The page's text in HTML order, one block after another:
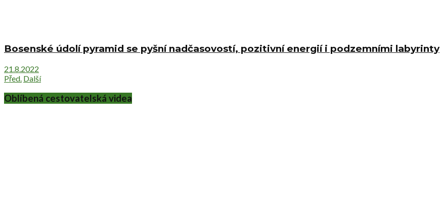
Bosenské údolí pyramid se pyšní nadčasovostí, pozitivní energií i podzemními labyrinty
21.8.2022
Před. Další
Oblíbená cestovatelská videa